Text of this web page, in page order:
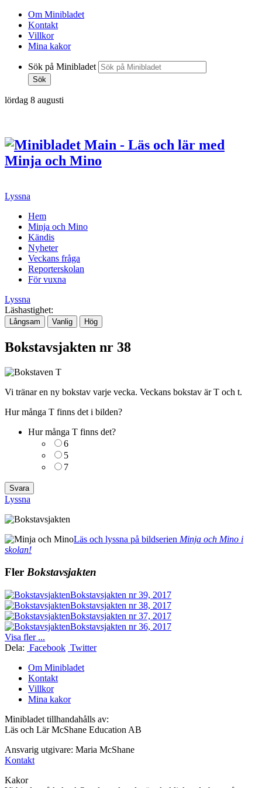
Om Minibladet
Kontakt
Villkor
Mina kakor
Sök på Minibladet
Sök
lördag 8 augusti
Hoppa
innehållet
Lyssna
Hem
Minja och Mino
Kändis
Nyheter
Veckans fråga
Reporterskolan
För vuxna
Lyssna
Läshastighet:
Långsam Vanlig Hög
Bokstavsjakten nr 38
Vi tränar en ny bokstav varje vecka. Veckans bokstav är T och t.
Hur många T finns det i bilden?
Hur många T finns det?
6
5
7
Lyssna
Läs och lyssna på bildserien Minja och Mino i
skolan!
Fler Bokstavsjakten
Bokstavsjakten nr 39, 2017
Bokstavsjakten nr 38, 2017
Bokstavsjakten nr 37, 2017
Bokstavsjakten nr 36, 2017
Visa fler ...
Dela: Facebook Twitter
Om Minibladet
Kontakt
Villkor
Mina kakor
Minibladet tillhandahålls av:
Läs och Lär McShane Education AB
Ansvarig utgivare: Maria McShane
Kontakt
Kakor